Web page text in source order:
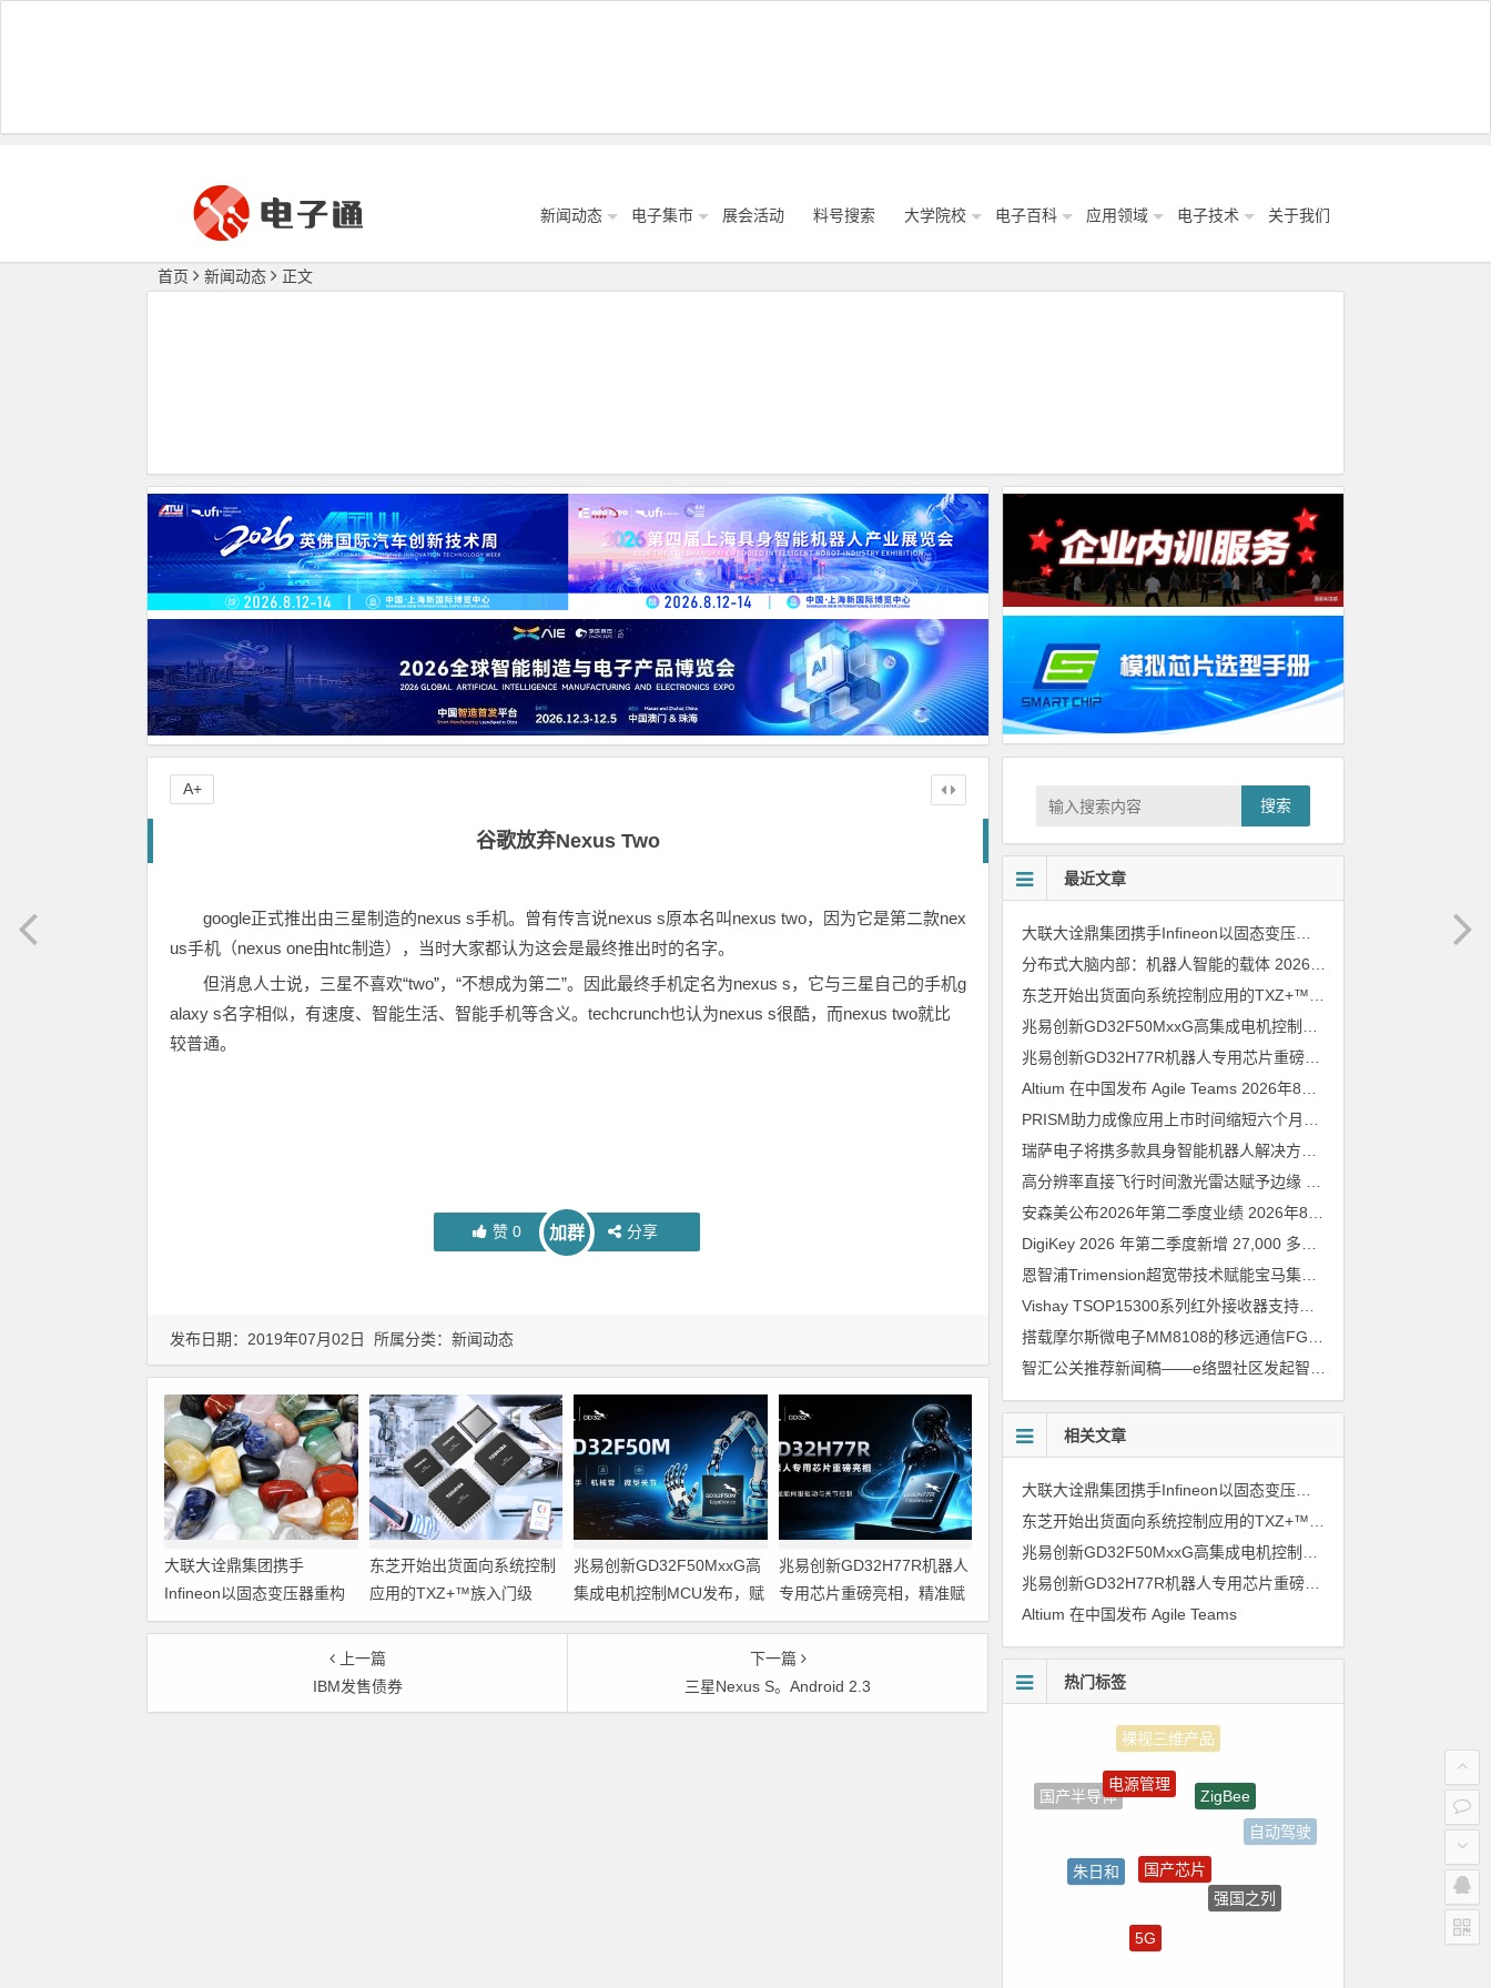
新闻动态 电子集市 展会活动 料号搜索 大学院校 电子百科 应用领域 电子技术 关于我们
首页 新闻动态 正文
谷歌放弃Nexus Two
google正式推出由三星制造的nexus s手机。曾有传言说nexus s原本名叫nexus two，因为它是第二款nex
us手机（nexus one由htc制造），当时大家都认为这会是最终推出时的名字。
但消息人士说，三星不喜欢“two”，“不想成为第二”。因此最终手机定名为nexus s，它与三星自己的手机g
alaxy s名字相似，有速度、智能生活、智能手机等含义。techcrunch也认为nexus s很酷，而nexus two就比
较普通。
赞0 加群 分享
A+
发布日期：2019年07月02日 所属分类： 新闻动态
大联大诠鼎集团携手
Infineon以固态变压器重构
配电效率新标杆
东芝开始出货面向系统控制
应用的TXZ+™族入门级
M4V组（搭载Arm
Cortex‑M4内核的标准微控
制器）工程样品
兆易创新GD32F50MxxG高
集成电机控制MCU发布，赋
能人形机器人关节驱动革新
兆易创新GD32H77R机器人
专用芯片重磅亮相，精准赋
能伺服驱动与关节控制
上一篇
IBM发售债券
下一篇
三星Nexus S。Android 2.3
搜索
最近文章
大联大诠鼎集团携手Infineon以固态变压器重构配电效率新标杆
分布式大脑内部：机器人智能的载体 2026年8月6日
兆易创新GD32H77R机器人专用芯片重磅亮相，精准赋能伺服驱动与关节控制
Altium 在中国发布 Agile Teams 2026年8月6日
安森美公布2026年第二季度业绩 2026年8月6日
恩智浦Trimension超宽带技术赋能宝马集团Digital Key Plus及生命体存在检测功能
Vishay TSOP15300系列红外接收器支持所有主流遥控代码
相关文章
大联大诠鼎集团携手Infineon以固态变压器重构配电效率新标杆
兆易创新GD32H77R机器人专用芯片重磅亮相，精准赋能伺服驱动与关节控制
Altium 在中国发布 Agile Teams
热门标签
国产半导体
电源管理
ZigBee
自动驾驶
强国之列
测试
5G